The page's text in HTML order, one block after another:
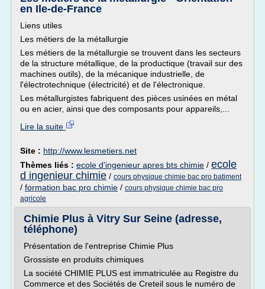
en Ile-de-France
Liens utiles
Les métiers de la métallurgie
Les métiers de la métallurgie se trouvent dans les secteurs
de la structure métallique, de la productique (travail sur des
machines outils), de la mécanique industrielle, de
l'électrotechnique (électricité) et de l'électronique.
Les métallurgistes fabriquent des pièces usinées en métal
ou en acier, ainsi que des composants pour appareils,...
Lire la suite
Site : http://www.lesmetiers.net
Thèmes liés : ecole d'ingenieur apres bts chimie / ecole
d ingenieur chimie / cours physique chimie bac pro batiment
/ formation bac pro chimie / cours physique chimie bac pro
agricole
Chimie Plus à Vitry Sur Seine (adresse,
téléphone)
Présentation de l'entreprise Chimie Plus
Grossiste en produits chimiques
La société CHIMIE PLUS est immatriculée au Registre du
Commerce et des Sociétés de Creteil sous le numéro de